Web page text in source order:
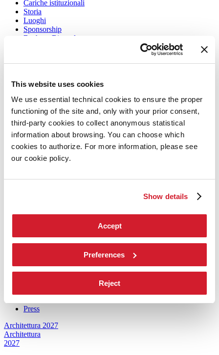
This website uses cookies
We use essential technical cookies to ensure the proper
functioning of the site and, only with your prior consent,
third-party cookies to collect anonymous statistical
information about browsing. You can choose which
cookies to authorize. For more information, please see
our cookie policy.
Show details
Accept
Preferences
Reject
Cariche istituzionali
Storia
Luoghi
Sponsorship
Bacheca Biennale
Trasparenza
Biennale College
Arte 2026
Arte
2026
Esposizione
Direttrice
Intervento di Pietrangelo Buttafuoco
Artisti
Donor
Biglietti
FAQ
Press
Architettura 2027
Architettura
2027